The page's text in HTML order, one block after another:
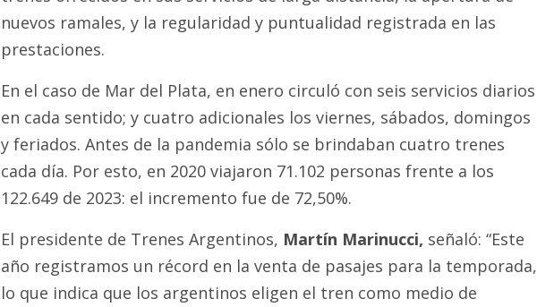
nuevos ramales, y la regularidad y puntualidad registrada en las
prestaciones.
En el caso de Mar del Plata, en enero circuló con seis servicios diarios
en cada sentido; y cuatro adicionales los viernes, sábados, domingos
y feriados. Antes de la pandemia sólo se brindaban cuatro trenes
cada día. Por esto, en 2020 viajaron 71.102 personas frente a los
122.649 de 2023: el incremento fue de 72,50%.
El presidente de Trenes Argentinos, Martín Marinucci, señaló: “Este
año registramos un récord en la venta de pasajes para la temporada,
lo que indica que los argentinos eligen el tren como medio de